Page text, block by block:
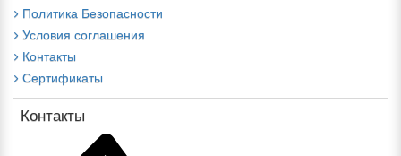
Политика Безопасности
Условия соглашения
Контакты
Сертификаты
Контакты